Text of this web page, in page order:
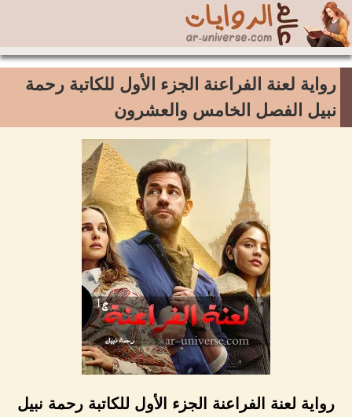
رواية لعنة الفراعنة الجزء الأول للكاتبة رحمة
نبيل الفصل الخامس والعشرون
رواية لعنة الفراعنة الجزء الأول للكاتبة رحمة نبيل